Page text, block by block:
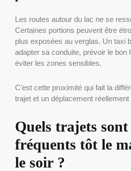
Les routes autour du lac ne se
Certaines portions peuvent être
plus exposées au verglas. Un taxi
adapter sa conduite, prévoir le bon
éviter les zones sensibles.
C’est cette proximité qui fait la
trajet et un déplacement réellement
Quels trajets sont
fréquents tôt le
le soir ?